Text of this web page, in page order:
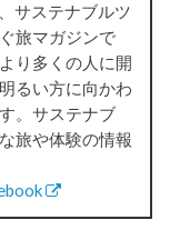
サステナブルツ
旅マガジンで
り多くの人に開
るい方に向かわ
。サステナブ
旅や体験の情報